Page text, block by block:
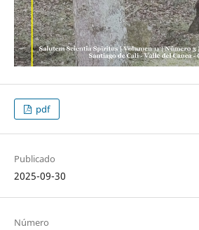
pdf
Publicado
2025-09-30
Número